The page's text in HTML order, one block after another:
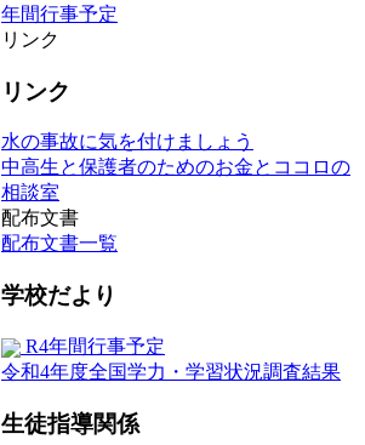
年間行事予定
リンク
リンク
水の事故に気を付けましょう
中高生と保護者のためのお金とココロの
相談室
配布文書
配布文書一覧
学校だより
R4年間行事予定
令和4年度全国学力・学習状況調査結果
生徒指導関係